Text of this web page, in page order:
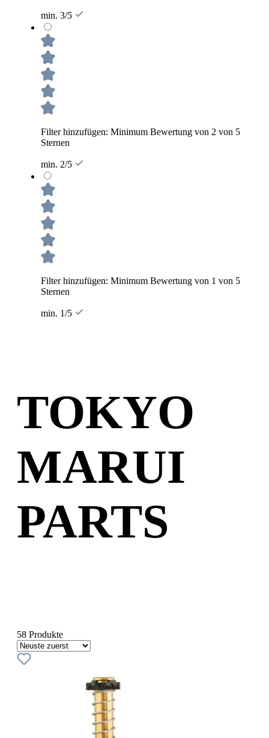
min. 3/5
Filter hinzufügen: Minimum Bewertung von 2 von 5
Sternen
min. 2/5
Filter hinzufügen: Minimum Bewertung von 1 von 5
Sternen
min. 1/5
TOKYO
MARUI
PARTS
58 Produkte